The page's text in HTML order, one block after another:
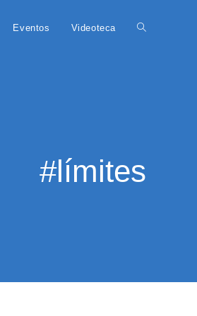
Eventos Videoteca
#límites